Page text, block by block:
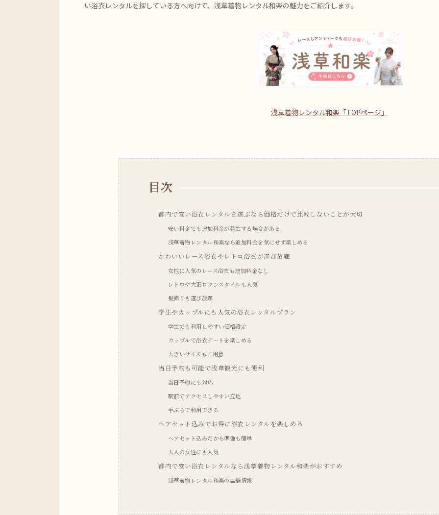
い浴衣レンタルを探している方へ向けて、浅草着物レンタル和楽の魅力をご紹介します。
浅草着物レンタル和楽「TOPページ」
目次
都内で安い浴衣レンタルを選ぶなら価格だけで比較しないことが大切
安い料金でも追加料金が発生する場合がある
浅草着物レンタル和楽なら追加料金を気にせず楽しめる
かわいいレース浴衣やレトロ浴衣が選び放題
女性に人気のレース浴衣も追加料金なし
レトロや大正ロマンスタイルも人気
髪飾りも選び放題
学生やカップルにも人気の浴衣レンタルプラン
学生でも利用しやすい価格設定
カップルで浴衣デートを楽しめる
大きいサイズもご用意
当日予約も可能で浅草観光にも便利
当日予約にも対応
駅前でアクセスしやすい立地
手ぶらで利用できる
ヘアセット込みでお得に浴衣レンタルを楽しめる
ヘアセット込みだから準備も簡単
大人の女性にも人気
都内で安い浴衣レンタルなら浅草着物レンタル和楽がおすすめ
浅草着物レンタル和楽の店舗情報